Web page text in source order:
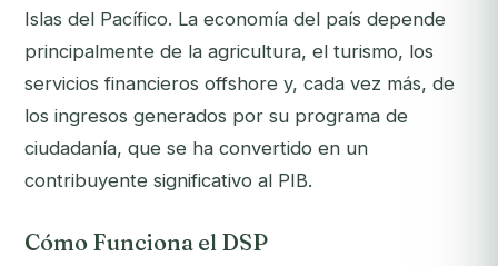
Islas del Pacífico. La economía del país depende
principalmente de la agricultura, el turismo, los
servicios financieros offshore y, cada vez más, de
los ingresos generados por su programa de
ciudadanía, que se ha convertido en un
contribuyente significativo al PIB.
Cómo Funciona el DSP